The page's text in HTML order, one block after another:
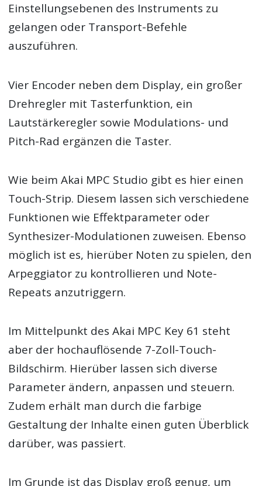
Einstellungsebenen des Instruments zu
gelangen oder Transport-Befehle
auszuführen.
Vier Encoder neben dem Display, ein großer
Drehregler mit Tasterfunktion, ein
Lautstärkeregler sowie Modulations- und
Pitch-Rad ergänzen die Taster.
Wie beim Akai MPC Studio gibt es hier einen
Touch-Strip. Diesem lassen sich verschiedene
Funktionen wie Effektparameter oder
Synthesizer-Modulationen zuweisen. Ebenso
möglich ist es, hierüber Noten zu spielen, den
Arpeggiator zu kontrollieren und Note-
Repeats anzutriggern.
Im Mittelpunkt des Akai MPC Key 61 steht
aber der hochauflösende 7-Zoll-Touch-
Bildschirm. Hierüber lassen sich diverse
Parameter ändern, anpassen und steuern.
Zudem erhält man durch die farbige
Gestaltung der Inhalte einen guten Überblick
darüber, was passiert.
Im Grunde ist das Display groß genug, um